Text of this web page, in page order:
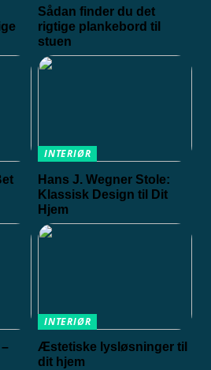
Sådan finder du det
rigtige plankebord til
stuen
INTERIØR
Hans J. Wegner Stole:
Klassisk Design til Dit
Hjem
INTERIØR
Æstetiske lysløsninger til
dit hjem